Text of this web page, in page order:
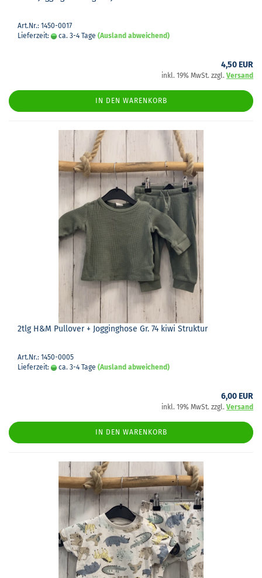
Art.Nr.: 1450-0017
Lieferzeit:
ca. 3-4 Tage (Ausland abweichend)
4,50 EUR
inkl. 19% MwSt. zzgl. Versand
IN DEN WARENKORB
2tlg H&M Pull­over + Jog­ging­ho­se Gr. 74 kiwi Struk­tur
Art.Nr.: 1450-0005
Lieferzeit:
ca. 3-4 Tage (Ausland abweichend)
6,00 EUR
inkl. 19% MwSt. zzgl. Versand
IN DEN WARENKORB